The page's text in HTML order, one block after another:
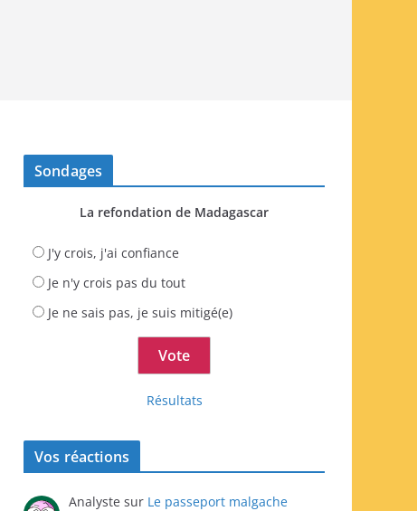
Sondages
La refondation de Madagascar
J'y crois, j'ai confiance
Je n'y crois pas du tout
Je ne sais pas, je suis mitigé(e)
Résultats
Vos réactions
Analyste sur Le passeport malgache